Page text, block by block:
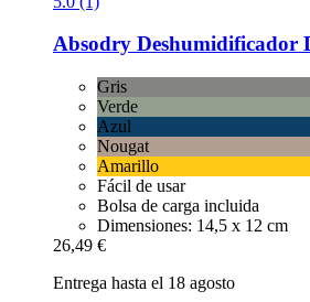
Absodry Deshumidificador
Gris
Verde
Azul
Nougat
Amarillo
Fácil de usar
Bolsa de carga incluida
Dimensiones: 14,5 x 12 cm
26,49 €
Entrega hasta el 18 agosto